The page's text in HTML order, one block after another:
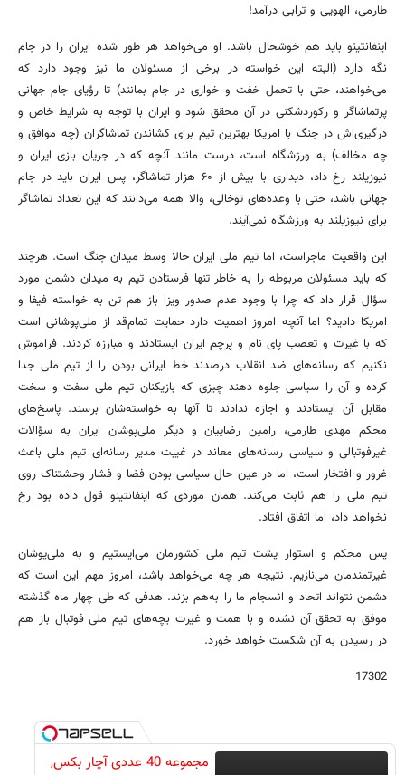
طارمی، الهویی و ترابی درآمد!
اینفانتینو باید هم خوشحال باشد. او می‌خواهد هر طور شده ایران را در جام
نگه دارد (البته این خواسته در برخی از مسئولان ما نیز وجود دارد که
می‌خواهند، حتی با تحمل خفت و خواری در جام بمانند) تا رؤیای جام جهانی
پرتماشاگر و رکوردشکنی در آن محقق شود و ایران با توجه به شرایط خاص و
درگیری‌اش در جنگ با امریکا بهترین تیم برای کشاندن تماشاگران (چه موافق و
چه مخالف) به ورزشگاه است، درست مانند آنچه که در جریان بازی ایران و
نیوزیلند رخ داد، دیداری با بیش از ۶۰ هزار تماشاگر، پس ایران باید در جام
جهانی باشد، حتی با وعده‌های توخالی، والا همه می‌دانند که این تعداد تماشاگر
برای نیوزیلند به ورزشگاه نمی‌آیند.
این واقعیت ماجراست، اما تیم ملی ایران حالا وسط میدان جنگ است. هرچند
که باید مسئولان مربوطه را به خاطر تنها فرستادن تیم به میدان دشمن مورد
سؤال قرار داد که چرا با وجود عدم صدور ویزا باز هم تن به خواسته فیفا و
امریکا دادید؟ اما آنچه امروز اهمیت دارد حمایت تمام‌قد از ملی‌پوشانی است
که با غیرت و تعصب پای نام و پرچم ایران ایستادند و مبارزه کردند. فراموش
نکنیم که رسانه‌های ضد انقلاب درصدند خط ایرانی بودن را از تیم ملی جدا
کرده و آن را سیاسی جلوه دهند چیزی که بازیکنان تیم ملی سفت و سخت
مقابل آن ایستادند و اجازه ندادند تا آنها به خواسته‌شان برسند. پاسخ‌های
محکم مهدی طارمی، رامین رضاییان و دیگر ملی‌پوشان ایران به سؤالات
غیرفوتبالی و سیاسی رسانه‌های معاند در غیبت مدیر رسانه‌ای تیم ملی باعث
غرور و افتخار است، اما در عین حال سیاسی بودن فضا و فشار وحشتناک روی
تیم ملی را هم ثابت می‌کند. همان موردی که اینفانتینو قول داده بود رخ
نخواهد داد، اما اتفاق افتاد.
پس محکم و استوار پشت تیم ملی کشورمان می‌ایستیم و به ملی‌پوشان
غیرتمندمان می‌نازیم. نتیجه هر چه می‌خواهد باشد، امروز مهم این است که
دشمن نتواند اتحاد و انسجام ما را به‌هم بزند. هدفی که طی چهار ماه گذشته
موفق به تحقق آن نشده و با همت و غیرت بچه‌های تیم ملی فوتبال باز هم
در رسیدن به آن شکست خواهد خورد.
17302
مجموعه 40 عددی آچار بکس,